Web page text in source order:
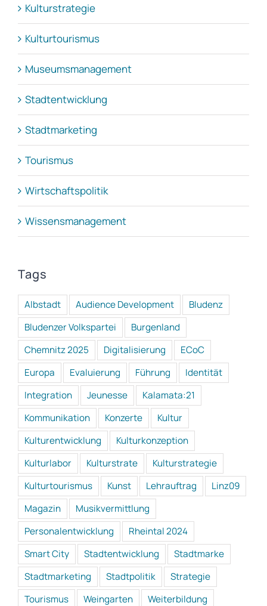
Kulturstrategie
Kulturtourismus
Museumsmanagement
Stadtentwicklung
Stadtmarketing
Tourismus
Wirtschaftspolitik
Wissensmanagement
Tags
Albstadt Audience Development
Bludenz
Bludenzer Volkspartei
Burgenland
Chemnitz 2025
Digitalisierung
ECoC
Europa
Evaluierung Führung
Identität
Integration
Jeunesse
Kalamata:21
Kommunikation
Konzerte
Kultur
Kulturentwicklung
Kulturkonzeption
Kulturlabor
Kulturstrate
Kulturstrategie
Kulturtourismus
Kunst Lehrauftrag
Linz09
Magazin
Musikvermittlung
Personalentwicklung
Rheintal 2024
Smart City
Stadtentwicklung
Stadtmarke
Stadtmarketing
Stadtpolitik
Strategie
Tourismus
Weingarten
Weiterbildung